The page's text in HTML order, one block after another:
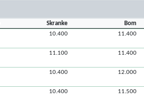
Skranke Bom
10.400 11.400
11.100 11.400
10.400 12.000
10.400 11.500